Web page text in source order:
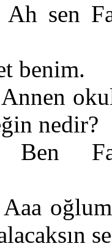
Ah sen
benim.
Annen
nedir?
Ben
Aaa